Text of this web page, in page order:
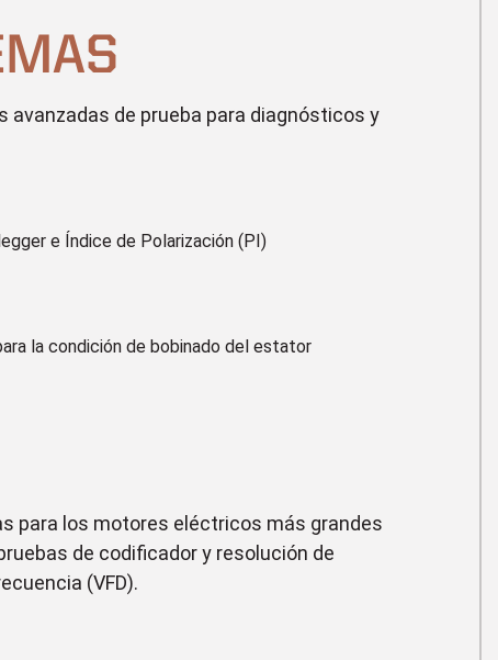
avanzadas de prueba para diagnósticos y
e Índice de Polarización (PI)
la condición de bobinado del estator
para los motores eléctricos más grandes
de codificador y resolución de
(VFD).